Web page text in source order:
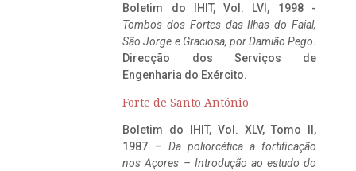
Boletim do IHIT, Vol. LVI, 1998 -
Tombos dos Fortes das Ilhas do Faial,
São Jorge e Graciosa, por Damião Pego.
Direcção dos Serviços de
Engenharia do Exército.
Forte de Santo António
Boletim do IHIT, Vol. XLV, Tomo II,
1987 – Da poliorcética à fortificação
nos Açores – Introdução ao estudo do